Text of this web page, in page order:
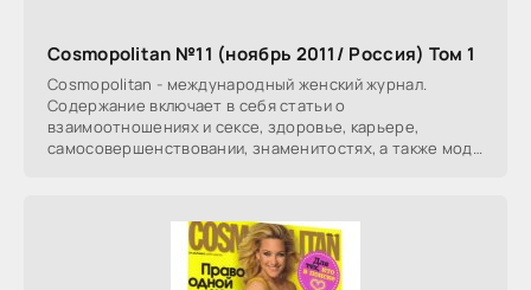
Cosmopolitan №11 (ноябрь 2011/ Россия) Том 1
Cosmopolitan - международный женский журнал.
Содержание включает в себя статьи о
взаимоотношениях и сексе, здоровье, карьере,
самосовершенствовании, знаменитостях, а также моде